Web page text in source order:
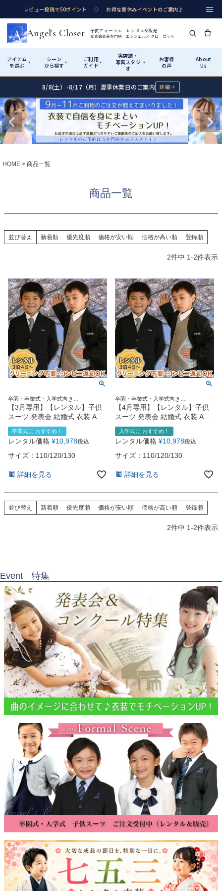
レビュー投稿で50ポイント ◇ お得な夏休みイベントのご案内♪
Angel's Closet 子供フォーマル レンタル&販売
発表会衣装専門店 エンジェルス クローゼット
アイテム
を選ぶ
▾
シーン
から探す ▾
ご利用
ガイド ▾
実店舗・
写真スタジ
オ
▾
お客様
の声
About
Us
Shop by Category アイテムから探す
カテゴリ詳細→ サイズで選ぶ→
七五三着物 シューズ
アウター レディース
販売
コスチューム アウター
ジュエリー 音楽雑貨
Shop by Occasion シーンから探す
性別・サイズで絞り込む→
Recital & Concours Wedding
Graduation & Entrance
卒業式・入学式
Shichi-Go-San
七五三
How It Works ご利用ガイド
Startはじめに
01
レンタル・販売の入口
03 Angel's Closetについて
04
予約・配送・返却・料金
05 レンタルの流れ
4ステップで簡単
あんしんパック
汚れ・キズ・破損の補償
Buy & Supportご購入・サポート
07 販売・共通のご案内
品質・返品・お手入れ
08 送料・お支払い
送料・決済方法
09 お問い合わせ
Visit Us 実店舗・写真スタジオ
Tsukuba Boutique
〒 茨城県土浦市大町14-16-1F
営業 10:00–18:00（完全予約制）
定休 月曜日
店舗を予約する →
対応 七五三・発表会・記念撮影
予約 Web または お電話
特典 ヘアメイク・着付け
スタジオを予約 →
8/8(土）-8/17（月）夏季休業日のご案内 詳細
HOME 商品一覧
商品一覧
並び替え 新着順 優先度順 価格が安い順 価格が高い順 登録順
2件中 1-2件表示
卒園・卒業式・入学式向き
110size120size130size150size
【3月専用】【レンタル】子供
スーツ 発表会 結婚式 衣装 AC
オリジナル子供スーツ
（AC08）6点セット 110・
120・130・150cm
卒業式に おすすめ！
レンタル価格 ¥10,978税込
サイズ：110/120/130
詳細を見る
卒園・卒業式・入学式向き
110size120size130size150size
【4月専用】【レンタル】子供
スーツ 発表会 結婚式 衣装 AC
オリジナル子供スーツ
（AC08）6点セット 110・
120・130・150cm
入学式に おすすめ！
レンタル価格 ¥10,978税込
サイズ：110/120/130
詳細を見る
並び替え 新着順 優先度順 価格が安い順 価格が高い順 登録順
2件中 1-2件表示
Event 特集